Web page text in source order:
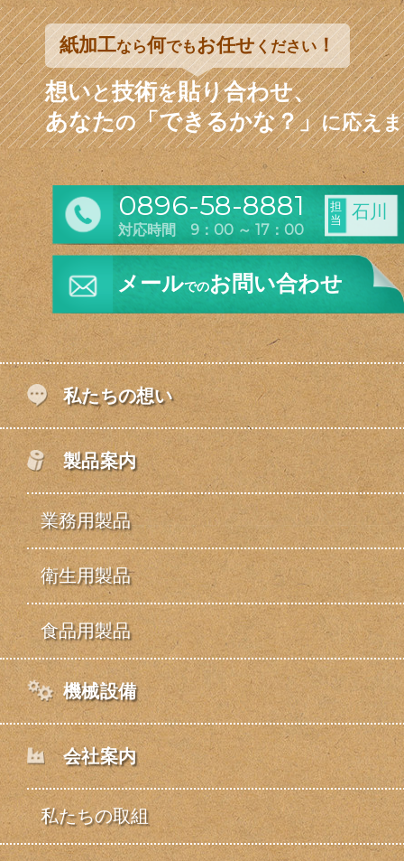
紙加工なら何でもお任せください！
想いと技術を貼り合わせ、
あなたの「できるかな？」に応え
0896-58-8881
対応時間 9：00 ～ 17：00
担
当
石川
メールでのお問い合わせ
私たちの想い
製品案内
業務用製品
衛生用製品
食品用製品
機械設備
会社案内
私たちの取組